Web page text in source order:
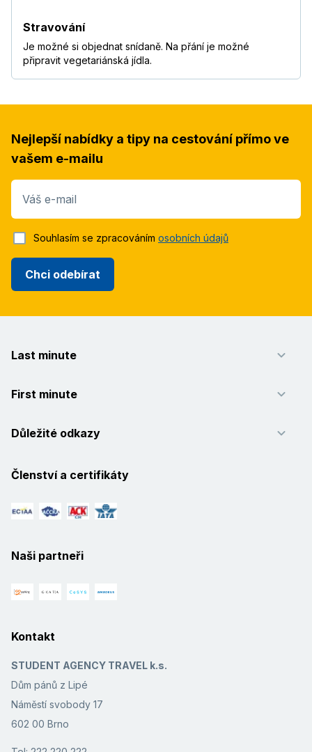
Stravování
Je možné si objednat snídaně. Na přání je možné
připravit vegetariánská jídla.
Nejlepší nabídky a tipy na cestování přímo ve
vašem e-mailu
Váš e-mail
Chci odebírat
Souhlasím se zpracováním osobních údajů
Last minute
First minute
Důležité odkazy
Členství a certifikáty
Naši partneři
Kontakt
STUDENT AGENCY TRAVEL k.s.
Dům pánů z Lipé
Náměstí svobody 17
602 00 Brno